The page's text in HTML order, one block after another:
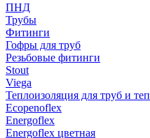
ПНД
Трубы
Фитинги
Гофры для труб
Резьбовые фитинги
Stout
Viega
Теплоизоляция для труб и
Ecopenoflex
Energoflex
Energoflex цветная